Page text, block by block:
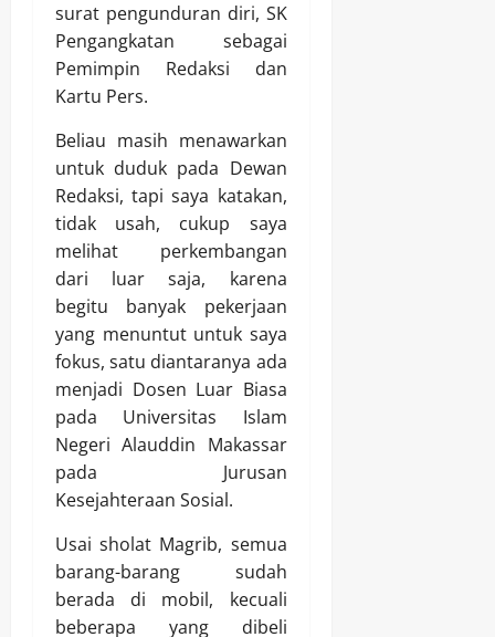
surat pengunduran diri, SK
Pengangkatan sebagai
Pemimpin Redaksi dan
Kartu Pers.
Beliau masih menawarkan
untuk duduk pada Dewan
Redaksi, tapi saya katakan,
tidak usah, cukup saya
melihat perkembangan
dari luar saja, karena
begitu banyak pekerjaan
yang menuntut untuk saya
fokus, satu diantaranya ada
menjadi Dosen Luar Biasa
pada Universitas Islam
Negeri Alauddin Makassar
pada Jurusan
Kesejahteraan Sosial.
Usai sholat Magrib, semua
barang-barang sudah
berada di mobil, kecuali
beberapa yang dibeli